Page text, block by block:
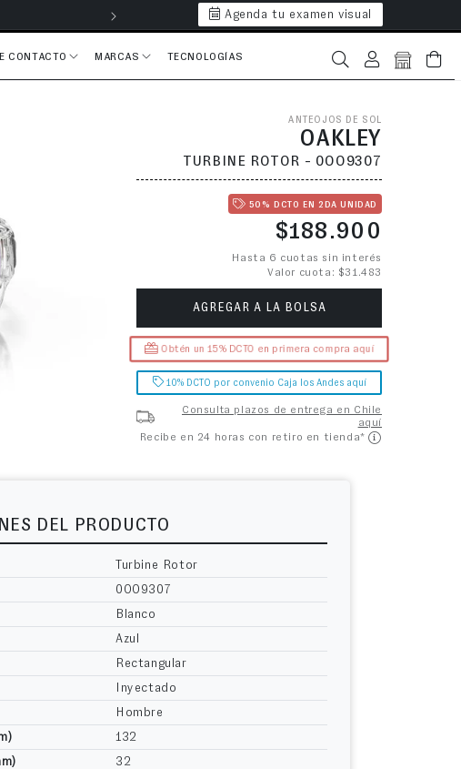
Hasta 6 cuotas
Agenda tu examen visual
CONTACTO MARCAS TECNOLOGÍAS Iniciar sesión Bolsa
ANTEOJOS DE SOL
OAKLEY
TURBINE ROTOR - 0OO9307
50% DCTO EN 2DA UNIDAD
Precio habitual
$188.900
Hasta 6 cuotas sin interés
Valor cuota: $31.483
AGREGAR A LA BOLSA
Obtén un 15% DCTO en primera compra aquí
10% DCTO por convenio Caja los Andes aquí
Consulta plazos de entrega en Chile
aquí
Recibe en 24 horas con retiro en tienda*
DEL PRODUCTO
Turbine Rotor
0OO9307
Blanco
Azul
Rectangular
Inyectado
Hombre
132
32